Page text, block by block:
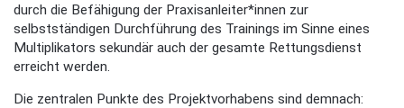
durch die Befähigung der Praxisanleiter*innen zur
selbstständigen Durchführung des Trainings im Sinne eines
Multiplikators sekundär auch der gesamte Rettungsdienst
erreicht werden.
Die zentralen Punkte des Projektvorhabens sind demnach: